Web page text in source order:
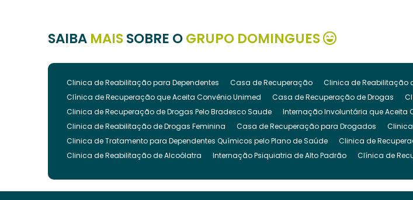
SAIBA MAISSOBRE OGRUPO DOMINGUES
Clinica de Reabilitação para Dependentes Casa de Recuperação Clinica de Reabilitação
Clínica de Recuperação que Aceita Convênio Unimed
Casa de Recuperação de Drogas
Clinica de Recuperação de Drogas Pelo Bradesco Saude
Internação Involuntária que Aceita
Clinica de Reabilitação de Drogas Feminina
Casa de Recuperação para Drogados
Clinica de Tratamento para Dependentes Químicos pelo Plano de Saúde
Clinica de
Clinica de Reabilitação de Alcoólatra
Internação Psiquiatria de Alto Padrão Clínica de